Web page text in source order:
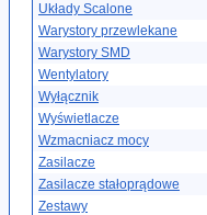
Układy Scalone
Warystory przewlekane
Warystory SMD
Wentylatory
Wyłącznik
Wyświetlacze
Wzmacniacz mocy
Zasilacze
Zasilacze stałoprądowe
Zestawy